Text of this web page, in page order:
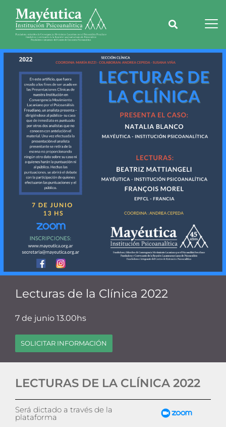
Lecturas de la Clínica 2022
7 de junio 13.00hs
SOLICITAR INFORMACIÓN
LECTURAS DE LA CLÍNICA 2022
Será dictado a través de la
plataforma